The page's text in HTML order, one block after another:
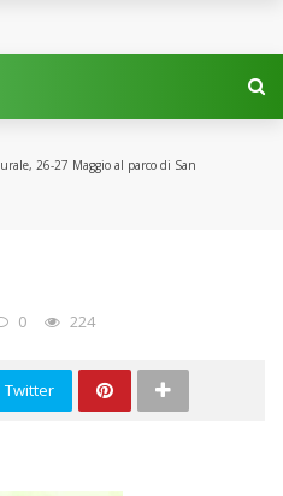
26-27 Maggio al parco di San
0 224
Twitter